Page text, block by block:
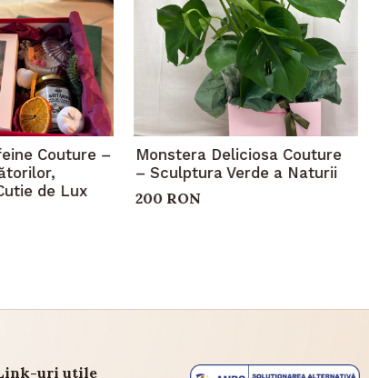
Couture –
de Lux
Monstera Deliciosa Couture
– Sculptura Verde a Naturii
200 RON
uri utile